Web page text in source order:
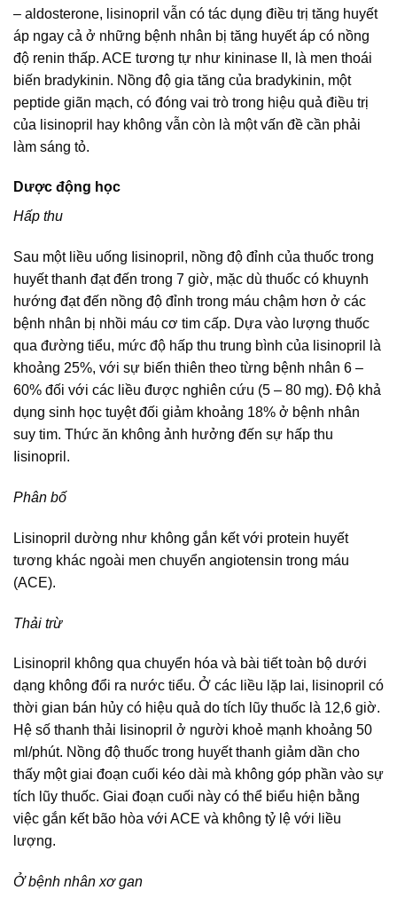
– aldosterone, lisinopril vẫn có tác dụng điều trị tăng huyết
áp ngay cả ở những bệnh nhân bị tăng huyết áp có nồng
độ renin thấp. ACE tương tự như kininase II, là men thoái
biến bradykinin. Nồng độ gia tăng của bradykinin, một
peptide giãn mạch, có đóng vai trò trong hiệu quả điều trị
của lisinopril hay không vẫn còn là một vấn đề cần phải
làm sáng tỏ.
Dược động học
Hấp thu
Sau một liều uống Iisinopril, nồng độ đỉnh của thuốc trong
huyết thanh đạt đến trong 7 giờ, mặc dù thuốc có khuynh
hướng đạt đến nồng độ đỉnh trong máu chậm hơn ở các
bệnh nhân bị nhồi máu cơ tim cấp. Dựa vào lượng thuốc
qua đường tiểu, mức độ hấp thu trung bình của lisinopril là
khoảng 25%, với sự biến thiên theo từng bệnh nhân 6 –
60% đối với các liều được nghiên cứu (5 – 80 mg). Độ khả
dụng sinh học tuyệt đối giảm khoảng 18% ở bệnh nhân
suy tim. Thức ăn không ảnh hưởng đến sự hấp thu
Iisinopril.
Phân bố
Lisinopril dường như không gắn kết với protein huyết
tương khác ngoài men chuyển angiotensin trong máu
(ACE).
Thải trừ
Lisinopril không qua chuyển hóa và bài tiết toàn bộ dưới
dạng không đổi ra nước tiểu. Ở các liều lặp lai, lisinopril có
thời gian bán hủy có hiệu quả do tích lũy thuốc là 12,6 giờ.
Hệ số thanh thải Iisinopril ở người khoẻ mạnh khoảng 50
ml/phút. Nồng độ thuốc trong huyết thanh giảm dần cho
thấy một giai đoạn cuối kéo dài mà không góp phần vào sự
tích lũy thuốc. Giai đoạn cuối này có thể biểu hiện bằng
việc gắn kết bão hòa với ACE và không tỷ lệ với liều
lượng.
Ở bệnh nhân xơ gan